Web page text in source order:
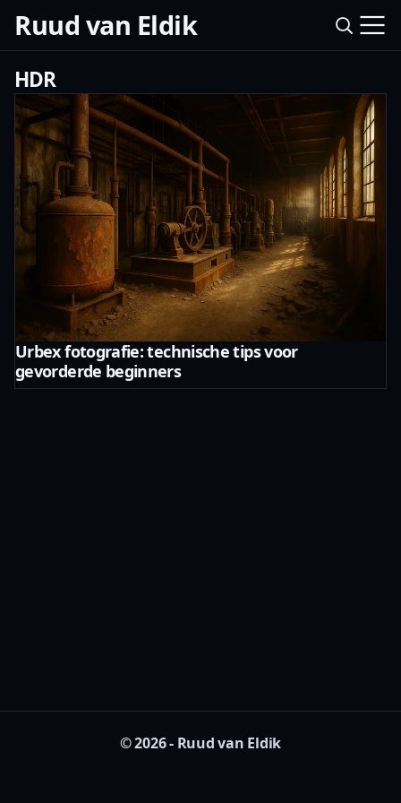
Ruud van Eldik
HDR
Urbex fotografie: technische tips voor
gevorderde beginners
© 2026 - Ruud van Eldik